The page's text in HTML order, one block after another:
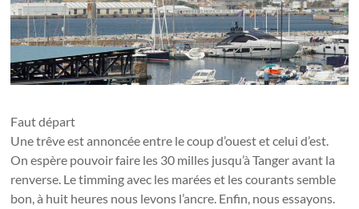
Faut départ
Une trêve est annoncée entre le coup d’ouest et celui d’est.
On espère pouvoir faire les 30 milles jusqu’à Tanger avant la
renverse. Le timming avec les marées et les courants semble
bon, à huit heures nous levons l’ancre. Enfin, nous essayons.